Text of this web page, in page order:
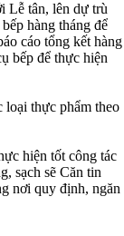
Lễ tân, lên dự trù
hàng tháng để
cáo tổng kết hàng
bếp để thực hiện
loại thực phẩm theo
hiện tốt công tác
sạch sẽ Căn tin
nơi quy định, ngăn